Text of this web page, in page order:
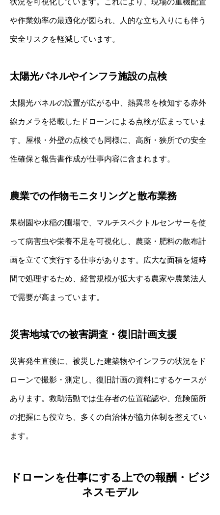
状況を可視化しています。これにより、現場の重機配置
や作業効率の最適化が図られ、人的な立ち入りにも伴う
安全リスクを軽減しています。
太陽光パネルやインフラ施設の点検
太陽光パネルの設置が広がる中、熱異常を検知する赤外
線カメラを搭載したドローンによる点検が広まっていま
す。屋根・外壁の点検でも同様に、高所・狭所での安全
性確保と報告書作成が仕事内容に含まれます。
農業での作物モニタリングと散布業務
果樹園や水稲の圃場で、マルチスペクトルセンサーを使
って病害虫や栄養不足を可視化し、農薬・肥料の散布計
画を立てて実行する仕事があります。広大な面積を短時
間で処理するため、経営規模が拡大する農家や農業法人
で需要が高まっています。
災害地域での被害調査・復旧計画支援
災害発生直後に、被災した建築物やインフラの状況をド
ローンで撮影・測定し、復旧計画の資料にするケースが
あります。救助活動では生存者の位置確認や、危険箇所
の把握にも役立ち、多くの自治体が協力体制を整えてい
ます。
ドローンを仕事にする上での報酬・ビジ
ネスモデル